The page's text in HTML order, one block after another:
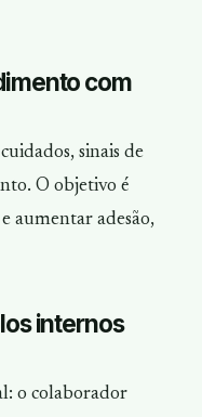
com
sinais de
O objetivo é
aumentar adesão,
internos
o colaborador